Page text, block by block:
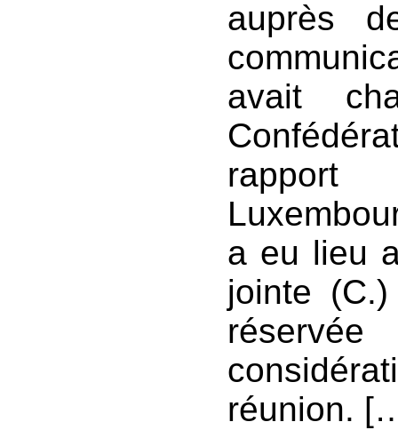
auprès
avait
rapport
a eu lieu
jointe
réunion.